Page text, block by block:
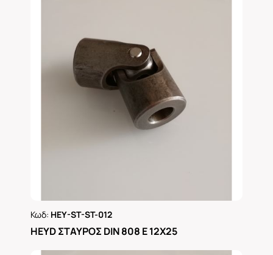
Κωδ: HEY-ST-ST-012
ΗΕΥD ΣΤΑΥΡΟΣ DIN 808 Ε 12Χ25